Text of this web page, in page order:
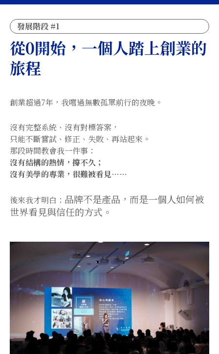
發展階段 #1
從0開始，一個人踏上創業的
旅程
創業超過7年，我嚐過無數孤單前行的夜晚。
沒有完整系統、沒有對標答案，
只能不斷嘗試、修正、失敗、再站起來。
那段時間教會我一件事：
沒有結構的熱情，撐不久；
沒有美學的專業，很難被看見……
後來我才明白： 品牌不是產品，而是一個人如何被
世界看見與信任的方式。